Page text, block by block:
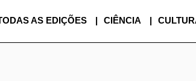
AS EDIÇÕES CIÊNCIA